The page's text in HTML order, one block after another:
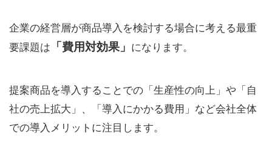
企業の経営層が商品導入を検討する場合に考える最重
要課題は 「費用対効果」 になります。
提案商品を導入することでの「生産性の向上」や「自
社の売上拡大」、「導入にかかる費用」など会社全体
での導入メリットに注目します。